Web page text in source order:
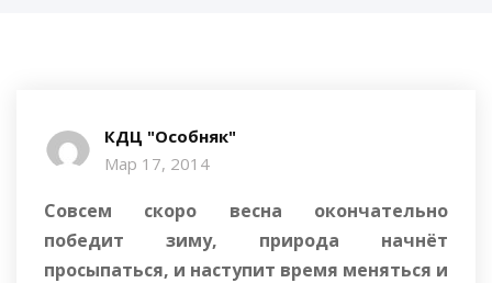
КДЦ "Особняк"
Мар 17, 2014
Совсем скоро весна окончательно
победит зиму, природа начнёт
просыпаться, и наступит время меняться и